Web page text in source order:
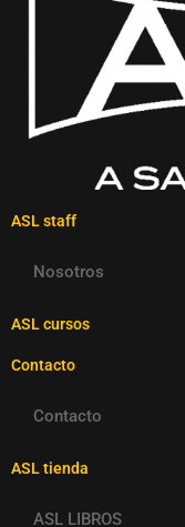
ASL staff
Nosotros
ASL cursos
Contacto
Contacto
ASL tienda
ASL LIBROS